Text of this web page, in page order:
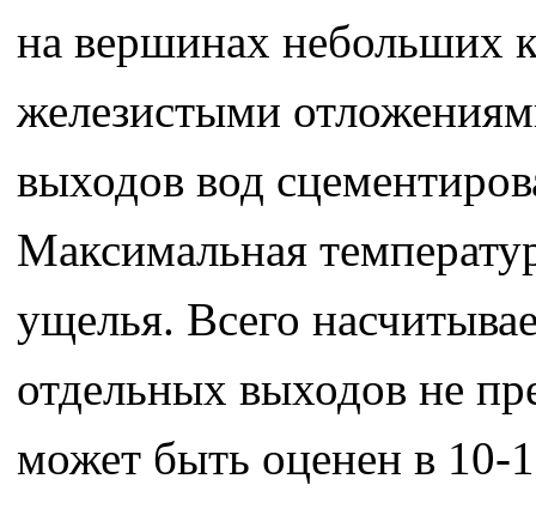
на вершинах небольших
железистыми
выходов вод
Максимальная
ущелья. Всего
отдельных выходов не
может быть оценен в 10-